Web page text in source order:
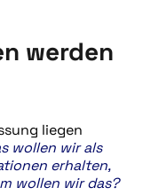
werden
liegen
wollen wir als
erhalten,
wollen wir das?